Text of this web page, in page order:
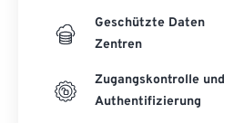
Geschützte Daten
Zentren
Zugangskontrolle und
Authentifizierung